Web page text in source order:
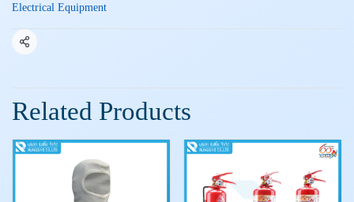
Electrical Equipment
Share
Related Products